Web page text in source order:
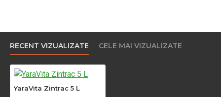
RECENT VIZUALIZATE CELE MAI VIZUALIZATE
YaraVita Zintrac 5 L